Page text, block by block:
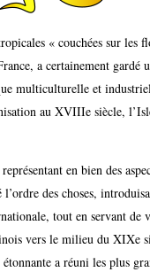
« couchées sur les
a certainement gardé
multiculturelle et
au XVIIIe siècle,
en bien des
des choses,
tout en servant
vers le milieu du XIXe
a réuni les plus